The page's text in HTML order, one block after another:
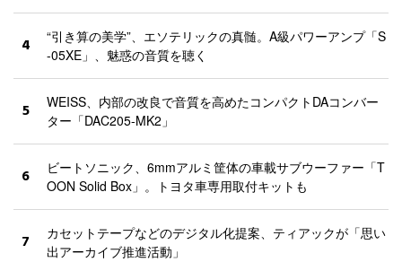
4
“引き算の美学”、エソテリックの真髄。A級パワーアンプ「S
-05XE」、魅惑の音質を聴く
5
WEISS、内部の改良で音質を高めたコンパクトDAコンバー
ター「DAC205-MK2」
6
ビートソニック、6mmアルミ筐体の車載サブウーファー「T
OON Solid Box」。トヨタ車専用取付キットも
7
カセットテープなどのデジタル化提案、ティアックが「思い
出アーカイブ推進活動」